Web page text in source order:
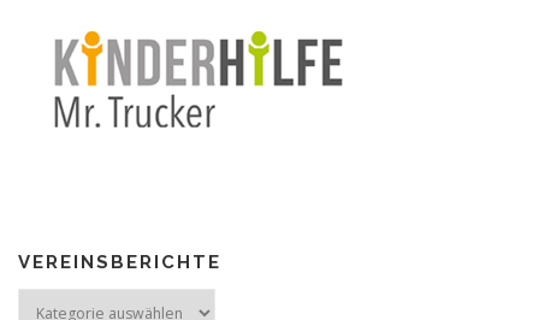
VEREINSBERICHTE